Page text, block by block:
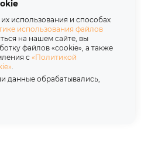
использования и способах
использования файлов
на нашем сайте, вы
файлов «cookie», а также
с «Политикой
.
данные обрабатывались,